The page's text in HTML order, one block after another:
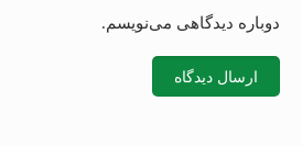
دوباره دیدگاهی می‌نویسم.